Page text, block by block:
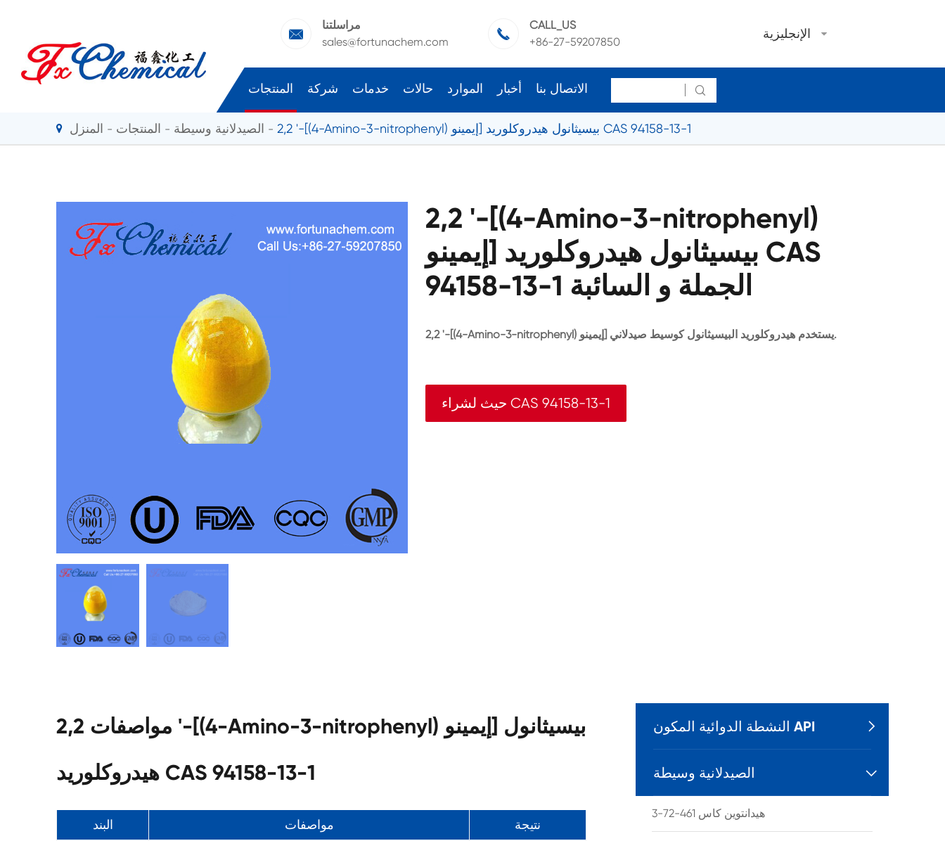

مراسلتنا
sales@fortunachem.com

CALL_US
+86-27-59207850
الإنجليزية
المنتجات شركة خدمات حالات الموارد أخبار الاتصال بنا 
المنزل المنتجات الصيدلانية وسيطة 2,2 '-[(4-Amino-3-nitrophenyl) إيمينو] بيسيثانول هيدروكلوريد CAS 94158-13-1
2,2 '-[(4-Amino-3-nitrophenyl)
إيمينو] بيسيثانول هيدروكلوريد CAS
94158-13-1 الجملة و السائبة
2,2 '-[(4-Amino-3-nitrophenyl) إيمينو] يستخدم هيدروكلوريد البيسيثانول كوسيط صيدلاني.
حيث لشراء CAS 94158-13-1
مواصفات 2,2 '-[(4-Amino-3-nitrophenyl) إيمينو] بيسيثانول
هيدروكلوريد CAS 94158-13-1
البند مواصفات نتيجة
النشطة الدوائية المكون API 
الصيدلانية وسيطة 
هيدانتوين كاس 461-72-3